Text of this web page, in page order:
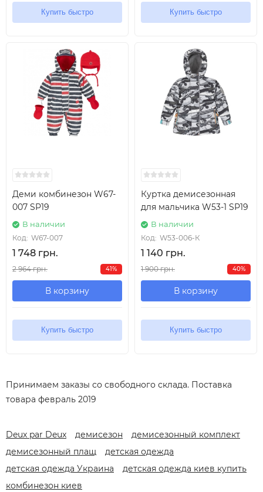
Купить быстро Купить быстро
Деми комбинезон W67-
007 SP19
В наличии
Код: W67-007
1 748 грн.
2 964 грн. 41%
В корзину
Купить быстро
Куртка демисезонная
для мальчика W53-1 SP19
В наличии
Код: W53-006-К
1 140 грн.
1 900 грн. 40%
В корзину
Купить быстро
Принимаем заказы со свободного склада. Поставка
товара февраль 2019
Deux par Deux демисезон
демисезонный комплект
демисезонный плащ
детская одежда
детская одежда Украина
детская одежда киев купить
комбинезон киев